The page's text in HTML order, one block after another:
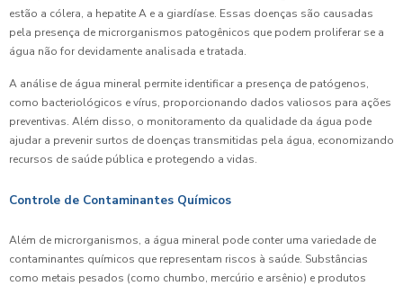
estão a cólera, a hepatite A e a giardíase. Essas doenças são causadas
pela presença de microrganismos patogênicos que podem proliferar se a
água não for devidamente analisada e tratada.
A análise de água mineral permite identificar a presença de patógenos,
como bacteriológicos e vírus, proporcionando dados valiosos para ações
preventivas. Além disso, o monitoramento da qualidade da água pode
ajudar a prevenir surtos de doenças transmitidas pela água, economizando
recursos de saúde pública e protegendo a vidas.
Controle de Contaminantes Químicos
Além de microrganismos, a água mineral pode conter uma variedade de
contaminantes químicos que representam riscos à saúde. Substâncias
como metais pesados (como chumbo, mercúrio e arsênio) e produtos